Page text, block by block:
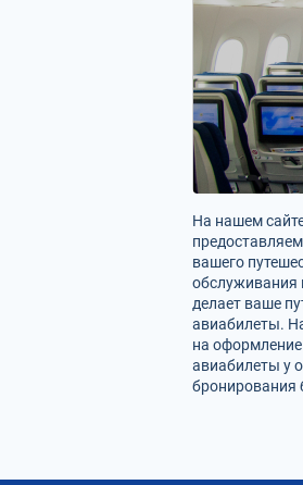
На нашем
вашего
обслуживания
делает ваше
авиабилеты.
на
авиабилеты у
бронирования